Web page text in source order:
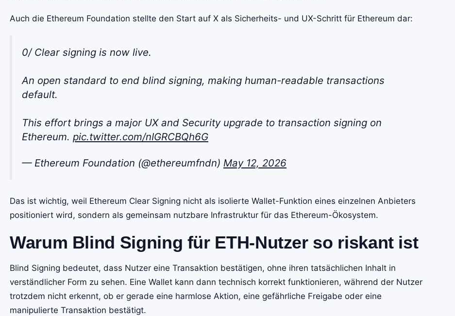
Auch die Ethereum Foundation stellte den Start auf X als Sicherheits- und UX-Schritt für Ethereum dar:
0/ Clear signing is now live.
An open standard to end blind signing, making human-readable transactions
default.
This effort brings a major UX and Security upgrade to transaction signing on
Ethereum. pic.twitter.com/nIGRCBQh6G
— Ethereum Foundation (@ethereumfndn) May 12, 2026
Das ist wichtig, weil Ethereum Clear Signing nicht als isolierte Wallet-Funktion eines einzelnen Anbieters
positioniert wird, sondern als gemeinsam nutzbare Infrastruktur für das Ethereum-Ökosystem.
Warum Blind Signing für ETH-Nutzer so riskant ist
Blind Signing bedeutet, dass Nutzer eine Transaktion bestätigen, ohne ihren tatsächlichen Inhalt in
verständlicher Form zu sehen. Eine Wallet kann dann technisch korrekt funktionieren, während der Nutzer
trotzdem nicht erkennt, ob er gerade eine harmlose Aktion, eine gefährliche Freigabe oder eine
manipulierte Transaktion bestätigt.